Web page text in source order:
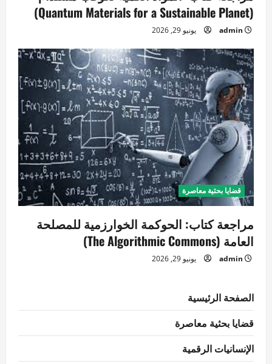
(Quantum Materials for a Sustainable Planet)
admin يونيو 29, 2026
قضايا بحثية معاصرة
مراجعة كتاب: الحوكمة الخوارزمية للمصلحة
العامة (The Algorithmic Commons)
admin يونيو 29, 2026
الصفحة الرئيسية
قضايا بحثية معاصرة
الإنسانيات الرقمية